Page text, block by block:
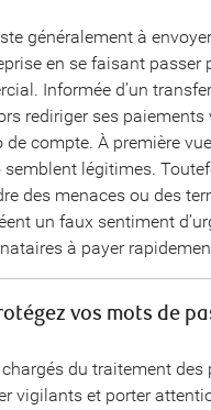
généralement à
en se faisant passer
Informée d’un
rediriger ses paiements
de compte. À première
semblent légitimes.
des menaces ou des
un faux sentiment
à payer
vos mots de
du traitement des
vigilants et porter